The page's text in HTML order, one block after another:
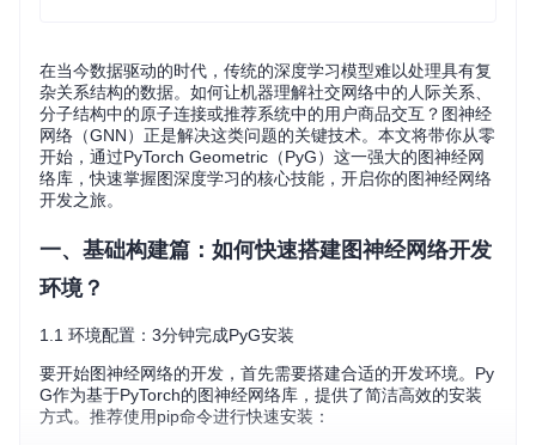
在当今数据驱动的时代，传统的深度学习模型难以处理具有复
杂关系结构的数据。如何让机器理解社交网络中的人际关系、
分子结构中的原子连接或推荐系统中的用户商品交互？图神经
网络（GNN）正是解决这类问题的关键技术。本文将带你从零
开始，通过PyTorch Geometric（PyG）这一强大的图神经网
络库，快速掌握图深度学习的核心技能，开启你的图神经网络
开发之旅。
一、基础构建篇：如何快速搭建图神经网络开发
环境？
1.1 环境配置：3分钟完成PyG安装
要开始图神经网络的开发，首先需要搭建合适的开发环境。Py
G作为基于PyTorch的图神经网络库，提供了简洁高效的安装
方式。推荐使用pip命令进行快速安装：